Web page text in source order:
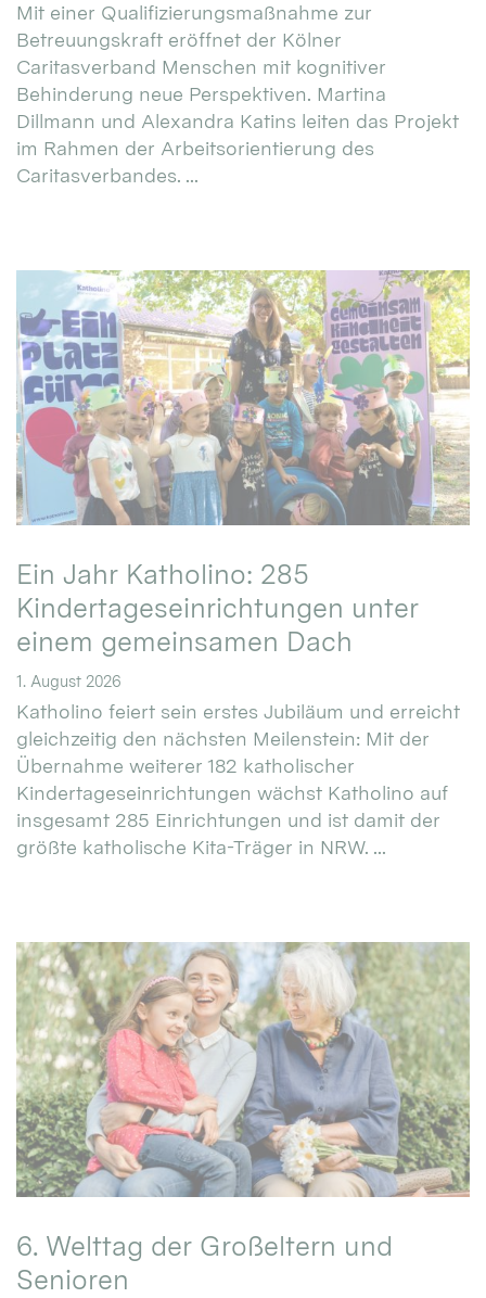
Mit einer Qualifizierungsmaßnahme zur
Betreuungskraft eröffnet der Kölner
Caritasverband Menschen mit kognitiver
Behinderung neue Perspektiven. Martina
Dillmann und Alexandra Katins leiten das Projekt
im Rahmen der Arbeitsorientierung des
Caritasverbandes. ...
Ein Jahr Katholino: 285
Kindertageseinrichtungen unter
einem gemeinsamen Dach
1. August 2026
Katholino feiert sein erstes Jubiläum und erreicht
gleichzeitig den nächsten Meilenstein: Mit der
Übernahme weiterer 182 katholischer
Kindertageseinrichtungen wächst Katholino auf
insgesamt 285 Einrichtungen und ist damit der
größte katholische Kita-Träger in NRW. ...
6. Welttag der Großeltern und
Senioren